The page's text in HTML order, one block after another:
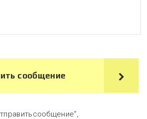
сообщение